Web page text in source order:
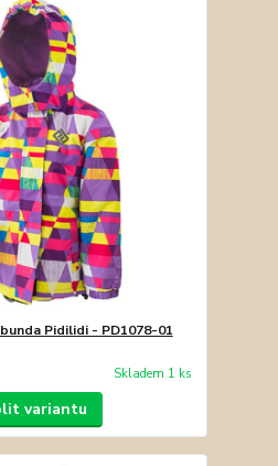
Pidilidi - PD1078-01
Skladem 1 ks
variantu